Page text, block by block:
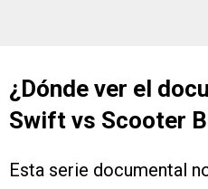
¿Dónde ver el
Swift vs Scooter
Esta serie documental